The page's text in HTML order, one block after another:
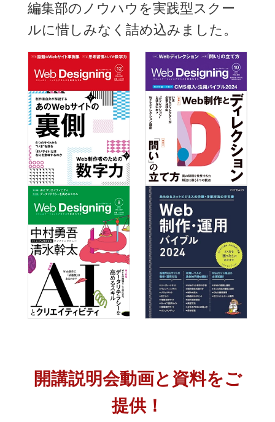
編集部のノウハウを実践型スクー
ルに惜しみなく詰め込みました。
開講説明会動画と資料をご
提供！